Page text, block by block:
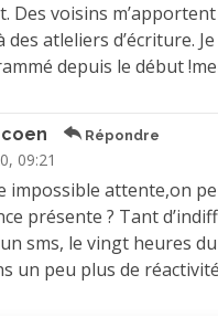
Des voisins
des atleliers d’écriture.
depuis le début
Répondre
09:21
impossible attente,on
présente ? Tant
sms, le vingt heures
un peu plus de